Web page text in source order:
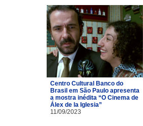
Centro Cultural Banco do
Brasil em São Paulo apresenta
a mostra inédita “O Cinema de
Álex de la Iglesia”
11/09/2023